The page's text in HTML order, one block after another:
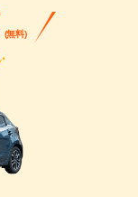
(無料)